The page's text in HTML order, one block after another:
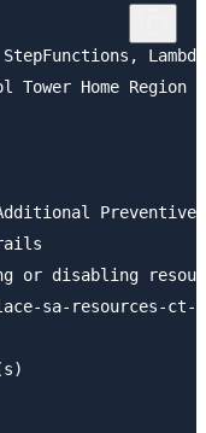
Home Region
Preventive
or disabling
sa-resources-